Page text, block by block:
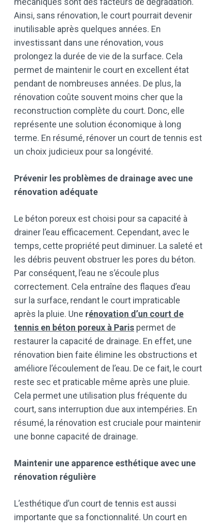
Ainsi, sans rénovation, le court pourrait devenir
inutilisable après quelques années. En
investissant dans une rénovation, vous
prolongez la durée de vie de la surface. Cela
permet de maintenir le court en excellent état
pendant de nombreuses années. De plus, la
rénovation coûte souvent moins cher que la
reconstruction complète du court. Donc, elle
représente une solution économique à long
terme. En résumé, rénover un court de tennis est
un choix judicieux pour sa longévité.
Prévenir les problèmes de drainage avec une
rénovation adéquate
Le béton poreux est choisi pour sa capacité à
drainer l’eau efficacement. Cependant, avec le
temps, cette propriété peut diminuer. La saleté et
les débris peuvent obstruer les pores du béton.
Par conséquent, l’eau ne s’écoule plus
correctement. Cela entraîne des flaques d’eau
sur la surface, rendant le court impraticable
après la pluie. Une rénovation d’un court de
tennis en béton poreux à Paris permet de
restaurer la capacité de drainage. En effet, une
rénovation bien faite élimine les obstructions et
améliore l’écoulement de l’eau. De ce fait, le court
reste sec et praticable même après une pluie.
Cela permet une utilisation plus fréquente du
court, sans interruption due aux intempéries. En
résumé, la rénovation est cruciale pour maintenir
une bonne capacité de drainage.
Maintenir une apparence esthétique avec une
rénovation régulière
L’esthétique d’un court de tennis est aussi
importante que sa fonctionnalité. Un court en